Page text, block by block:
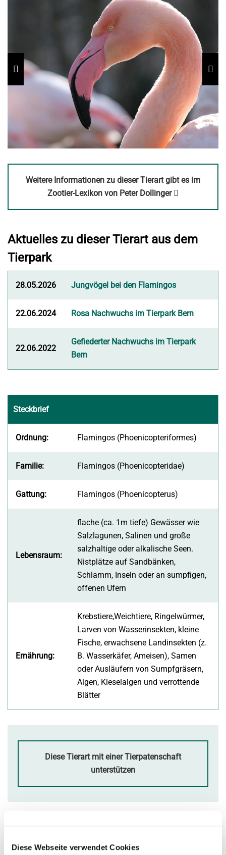
Diese Webseite verwendet Cookies
Weitere Informationen zu dieser Tierart gibt es im
Zootier-Lexikon von Peter Dollinger
neuem
Fenster
Aktuelles zu dieser Tierart aus dem
Tierpark
28.05.2026 Jungvögel bei den Flamingos
22.06.2024 Rosa Nachwuchs im Tierpark Bern
22.06.2022
Gefiederter Nachwuchs im Tierpark
Bern
Steckbrief
Ordnung: Flamingos (Phoenicopteriformes)
Familie: Flamingos (Phoenicopteridae)
Gattung: Flamingos (Phoenicopterus)
Lebensraum:
flache (ca. 1m tiefe) Gewässer wie
Salzlagunen, Salinen und große
salzhaltige oder alkalische Seen.
Nistplätze auf Sandbänken,
Schlamm, Inseln oder an sumpfigen,
offenen Ufern
Ernährung:
Krebstiere,Weichtiere, Ringelwürmer,
Larven von Wasserinsekten, kleine
Fische, erwachsene Landinsekten (z.
B. Wasserkäfer, Ameisen), Samen
oder Ausläufern von Sumpfgräsern,
Algen, Kieselalgen und verrottende
Blätter
Diese Tierart mit einer Tierpatenschaft
unterstützen